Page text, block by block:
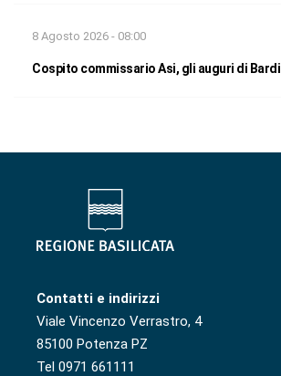
8 Agosto 2026 - 08:00
Cospito commissario Asi, gli auguri di Bardi
Contatti e indirizzi
Viale Vincenzo Verrastro, 4
85100 Potenza PZ
Tel 0971 661111